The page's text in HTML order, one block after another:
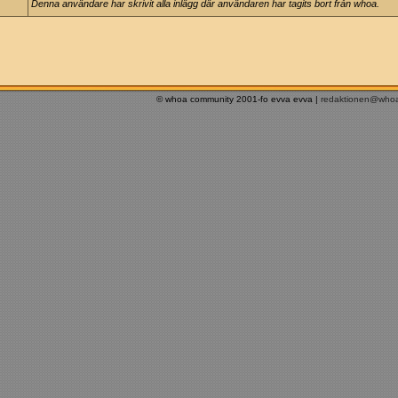
Denna användare har skrivit alla inlägg där användaren har tagits bort från whoa.
© whoa community 2001-fo evva evva |